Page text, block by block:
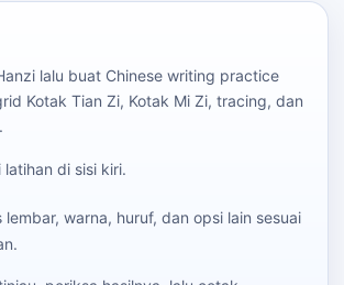
lalu buat Chinese writing practice
Kotak Tian Zi, Kotak Mi Zi, tracing, dan
latihan di sisi kiri.
lembar, warna, huruf, dan opsi lain sesuai